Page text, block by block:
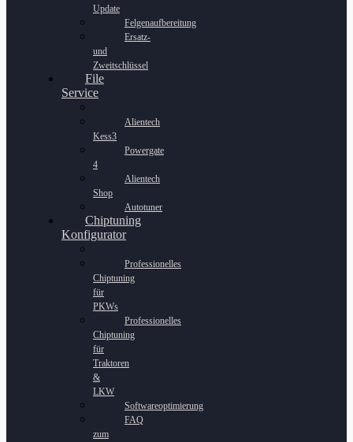
Update
Felgenaufbereitung
Ersatz-
und
Zweitschlüssel
File
Service
Alientech
Kess3
Powergate
4
Alientech
Shop
Autotuner
Chiptuning
Konfigurator
Professionelles
Chiptuning
für
PKWs
Professionelles
Chiptuning
für
Traktoren
&
LKW
Softwareoptimierung
FAQ
zum